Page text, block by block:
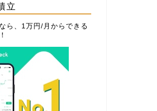
立
ら、1万円/月からできる
！